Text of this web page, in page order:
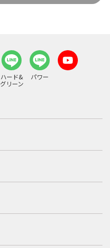
ハード&
グリーン
パワー